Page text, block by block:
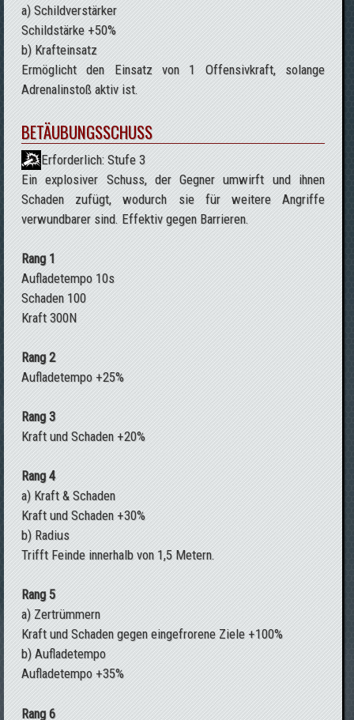
a) Schildverstärker
Schildstärke +50%
b) Krafteinsatz
Ermöglicht den Einsatz von 1 Offensivkraft, solange
Adrenalinstoß aktiv ist.
BETÄUBUNGSSCHUSS
Erforderlich: Stufe 3
Ein explosiver Schuss, der Gegner umwirft und ihnen
Schaden zufügt, wodurch sie für weitere Angriffe
verwundbarer sind. Effektiv gegen Barrieren.
Rang 1
Aufladetempo 10s
Schaden 100
Kraft 300N
Rang 2
Aufladetempo +25%
Rang 3
Kraft und Schaden +20%
Rang 4
a) Kraft & Schaden
Kraft und Schaden +30%
b) Radius
Trifft Feinde innerhalb von 1,5 Metern.
Rang 5
a) Zertrümmern
Kraft und Schaden gegen eingefrorene Ziele +100%
b) Aufladetempo
Aufladetempo +35%
Rang 6